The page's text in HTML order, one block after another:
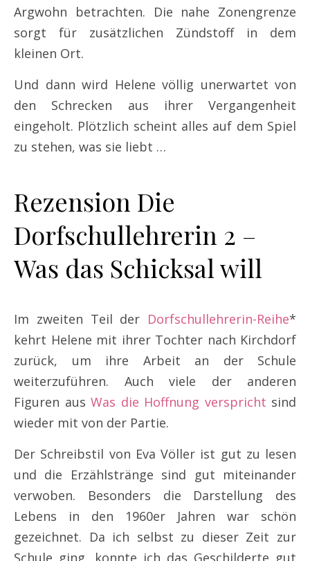
Argwohn betrachten. Die nahe Zonengrenze
sorgt für zusätzlichen Zündstoff in dem
kleinen Ort.
Und dann wird Helene völlig unerwartet von
den Schrecken aus ihrer Vergangenheit
eingeholt. Plötzlich scheint alles auf dem Spiel
zu stehen, was sie liebt …
Rezension Die
Dorfschullehrerin 2 –
Was das Schicksal will
Im zweiten Teil der Dorfschullehrerin-Reihe*
kehrt Helene mit ihrer Tochter nach Kirchdorf
zurück, um ihre Arbeit an der Schule
weiterzuführen. Auch viele der anderen
Figuren aus Was die Hoffnung verspricht sind
wieder mit von der Partie.
Der Schreibstil von Eva Völler ist gut zu lesen
und die Erzählstränge sind gut miteinander
verwoben. Besonders die Darstellung des
Lebens in den 1960er Jahren war schön
gezeichnet. Da ich selbst zu dieser Zeit zur
Schule ging, konnte ich das Geschilderte gut